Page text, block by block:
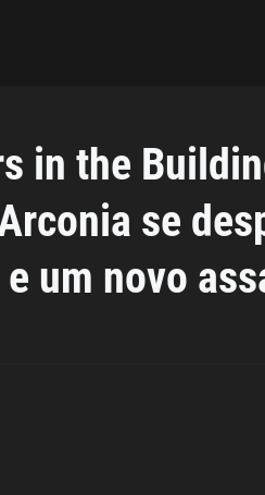
in the
se
um novo